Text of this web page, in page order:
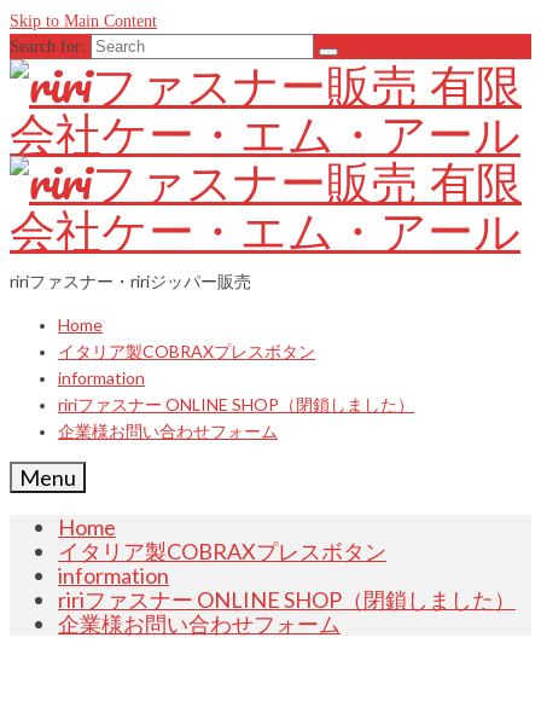
Skip to Main Content
Search for:
ririファスナー・ririジッパー販売
Home
イタリア製COBRAXプレスボタン
information
ririファスナー ONLINE SHOP（閉鎖しました）
企業様お問い合わせフォーム
Menu
Home
イタリア製COBRAXプレスボタン
information
ririファスナー ONLINE SHOP（閉鎖しました）
企業様お問い合わせフォーム